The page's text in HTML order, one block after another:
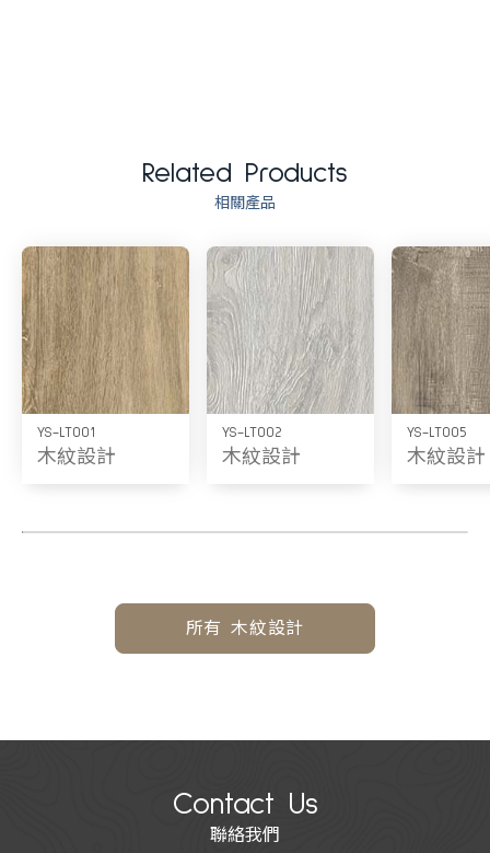
Related Products
相關產品
YS-LT001
木紋設計
YS-LT002
木紋設計
YS-LT005
木紋設計
所有 木紋設計
Contact Us
聯絡我們